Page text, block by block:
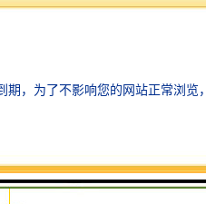
铁1号线深大站上盖，是
日酒店、商务餐饮配套商
建筑。
理想“心”家园，助力城市发